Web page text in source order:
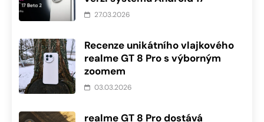
27.03.2026
Recenze unikátního vlajkového
realme GT 8 Pro s výborným
zoomem
03.03.2026
realme GT 8 Pro dostává